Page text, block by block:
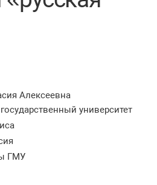
Алексеевна
университет
ГМУ